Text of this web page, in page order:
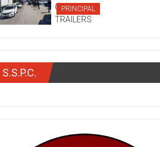
PRINCIPAL
S.S.P.C.